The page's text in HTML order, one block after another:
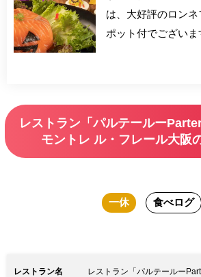
は、大好評のロン
ポット付でございま
レストラン「パルテールー
モントレ ル・フレール大阪
一休 食べログ
レストラン名
レストラン「パルテールー